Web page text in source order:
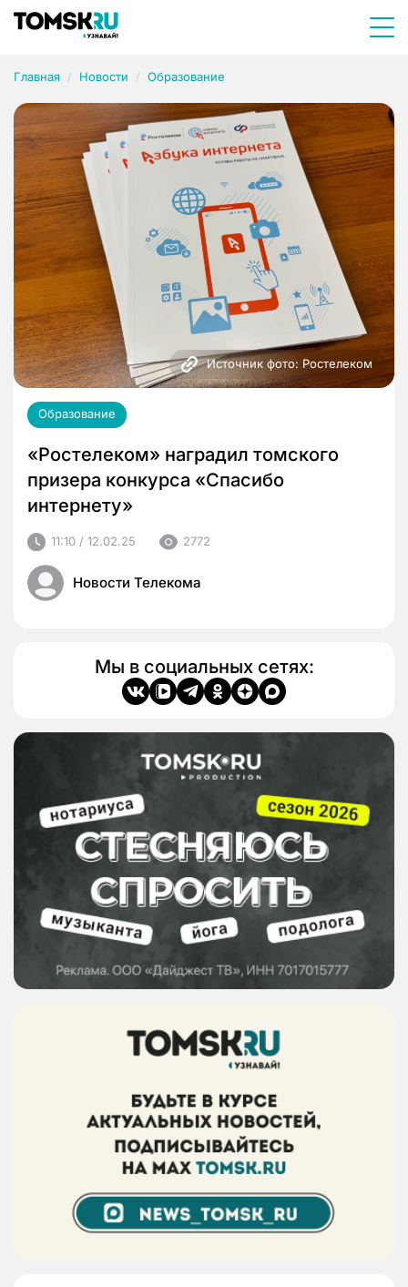
Главная Новости Образование
Источник фото: Ростелеком
Образование
«Ростелеком» наградил томского
призера конкурса «Спасибо
интернету»
11:10 / 12.02.25 2772
Новости Телекома
Мы в социальных сетях: